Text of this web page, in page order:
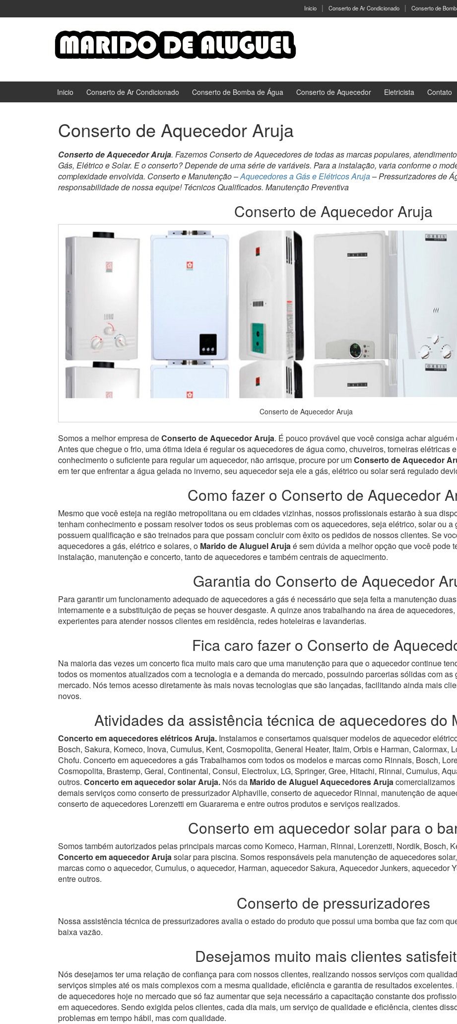
Inicio Conserto de Ar Condicionado Conserto de
Inicio Conserto de Ar Condicionado Conserto de Bomba de Água Conserto de Aquecedor Eletricista Contato
Conserto de Aquecedor Aruja
Conserto de Aquecedor Aruja. Fazemos Conserto de Aquecedores de todas as marcas populares,
Gás, Elétrico e Solar. E o conserto? Depende de uma série de variáveis. Para a instalação, varia conforme o
complexidade envolvida. Conserto e Manutenção –Aquecedores a Gás e Elétricos Aruja– Pressurizadores de
responsabilidade de nossa equipe! Técnicos Qualificados. Manutenção Preventiva
Conserto de Aquecedor Aruja
Conserto de Aquecedor Aruja
Somos a melhor empresa deConserto de Aquecedor Aruja. É pouco provável que você consiga achar
Antes que chegue o frio, uma ótima ideia é regular os aquecedores de água como, chuveiros, torneiras elétricas
conhecimento o suficiente para regular um aquecedor, não arrisque, procure por umConserto de Aquecedor
em ter que enfrentar a água gelada no inverno, seu aquecedor seja ele a gás, elétrico ou solar será regulado
Como fazer o Conserto de Aquecedor
Mesmo que você esteja na região metropolitana ou em cidades vizinhas, nossos profissionais estarão à sua
tenham conhecimento e possam resolver todos os seus problemas com os aquecedores, seja elétrico, solar ou a
possuem qualificação e são treinados para que possam concluir com êxito os pedidos de nossos clientes. Se
aquecedores a gás, elétrico e solares, o Marido de Aluguel Arujaé sem dúvida a melhor opção que você pode
instalação, manutenção e concerto, tanto de aquecedores e também centrais de aquecimento.
Garantia do Conserto de Aquecedor
Para garantir um funcionamento adequado de aquecedores a gás é necessário que seja feita a manutenção
internamente e a substituição de peças se houver desgaste. A quinze anos trabalhando na área de
experientes para atender nossos clientes em residência, redes hoteleiras e lavanderias.
Fica caro fazer o Conserto de
Na maioria das vezes um concerto fica muito mais caro que uma manutenção para que o aquecedor continue
todos os momentos atualizados com a tecnologia e a demanda do mercado, possuindo parcerias sólidas com
mercado. Nós temos acesso diretamente às mais novas tecnologias que são lançadas, facilitando ainda mais
novos.
Atividades da assistência técnica de aquecedores do
Concerto em aquecedores elétricos Aruja. Instalamos e consertamos quaisquer modelos de aquecedor
Bosch, Sakura, Komeco, Inova, Cumulus, Kent, Cosmopolita, General Heater, Itaim, Orbis e Harman, Calormax,
Chofu. Concerto em aquecedores a gás Trabalhamos com todos os modelos e marcas como Rinnais, Bosch,
Cosmopolita, Brastemp, Geral, Continental, Consul, Electrolux, LG, Springer, Gree, Hitachi, Rinnai, Cumulus,
outros. Concerto em aquecedor solar Aruja. Nós da Marido de Aluguel Aquecedores Aruja
demais serviços como conserto de pressurizador Alphaville, conserto de aquecedor Rinnai, manutenção de
conserto de aquecedores Lorenzetti em Guararema e entre outros produtos e serviços realizados.
Conserto em aquecedor solar para o
Somos também autorizados pelas principais marcas como Komeco, Harman, Rinnai, Lorenzetti, Nordik, Bosch,
Concerto em aquecedor Arujasolar para piscina. Somos responsáveis pela manutenção de aquecedores
marcas como o aquecedor, Cumulus, o aquecedor, Harman, aquecedor Sakura, Aquecedor Junkers, aquecedor
entre outros.
Conserto de pressurizadores
Nossa assistência técnica de pressurizadores avalia o estado do produto que possui uma bomba que faz com
baixa vazão.
Desejamos muito mais clientes
Nós desejamos ter uma relação de confiança para com nossos clientes, realizando nossos serviços com
serviços simples até os mais complexos com a mesma qualidade, eficiência e garantia de resultados
de aquecedores hoje no mercado que só faz aumentar que seja necessário a capacitação constante dos
em aquecedores. Sendo exigida pelos clientes, cada dia mais, um serviço de qualidade e eficiência, cientes
problemas em tempo hábil, mas com qualidade.